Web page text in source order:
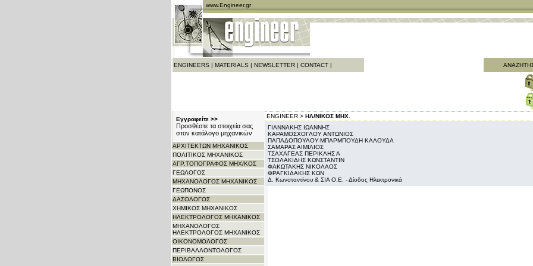
www.Engineer.gr
ENGINEERS | MATERIALS | NEWSLETTER| CONTACT|
Εγγραφείτε >>
Προσθέστε τα στοιχεία σας
στον κατάλογο μηχανικών
ΑΡΧITΕΚΤΩΝ ΜΗΧΑΝΙΚΟΣ
ΠΟΛΙΤΙΚΟΣ ΜΗΧΑΝΙΚΟΣ
ΑΓΡ.ΤΟΠΟΓΡΑΦΟΣ ΜΗΧ/ΚΟΣ
ΓΕΩΛΟΓΟΣ
ΜΗΧΑΝΟΛΟΓΟΣ ΜΗΧΑΝΙΚΟΣ
ΓΕΩΠΟΝΟΣ
ΔΑΣΟΛΟΓΟΣ
ΧΗΜΙΚΟΣ ΜΗΧΑΝΙΚΟΣ
ΗΛΕΚΤΡΟΛΟΓΟΣ ΜΗΧΑΝΙΚΟΣ
ΜΗΧΑΝΟΛΟΓΟΣ
ΗΛΕΚΤΡΟΛΟΓΟΣ ΜΗΧΑΝΙΚΟΣ
ΟΙΚΟΝΟΜΟΛΟΓΟΣ
ΠΕΡΙΒΑΛΛΟΝΤΟΛΟΓΟΣ
ΒΙΟΛΟΓΟΣ
ENGINEER > ΗΛ/ΝΙΚΟΣ ΜΗΧ.
ΓΙΑΝΝΑΚΗΣ ΙΩΑΝΝΗΣ
ΚΑΡΑΜΟΣΧΟΓΛΟΥ ΑΝΤΩΝΙΟΣ
ΠΑΠΑΔΟΠΟΥΛΟΥ-ΜΠΑΡΜΠΟΥΔΗ ΚΑΛΟΥΔΑ
ΣΑΜΑΡΑΣ ΑΙΜΙΛΙΟΣ
ΤΣΑΧΑΓΕΑΣ ΠΕΡΙΚΛΗΣ Α
ΤΣΟΛΑΚΙΔΗΣ ΚΩΝΣΤΑΝΤΙΝ
ΦΑΚΩΤΑΚΗΣ ΝΙΚΟΛΑΟΣ
ΦΡΑΓΚΙΔΑΚΗΣ ΚΩΝ
Δ. Κωνσταντίνου & ΣΙΑ Ο.Ε. - Δίοδος Ηλεκτρονικά